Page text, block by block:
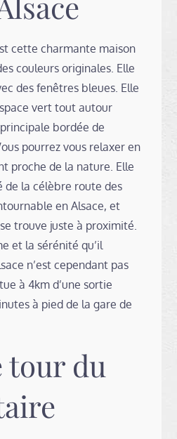
cette charmante maison
couleurs originales. Elle
des fenêtres bleues. Elle
vert tout autour
bordée de
pourrez vous relaxer en
proche de la nature. Elle
de la célèbre route des
en Alsace, et
trouve juste à proximité.
et la sérénité qu’il
n’est cependant pas
à 4km d’une sortie
à pied de la gare de
tour du